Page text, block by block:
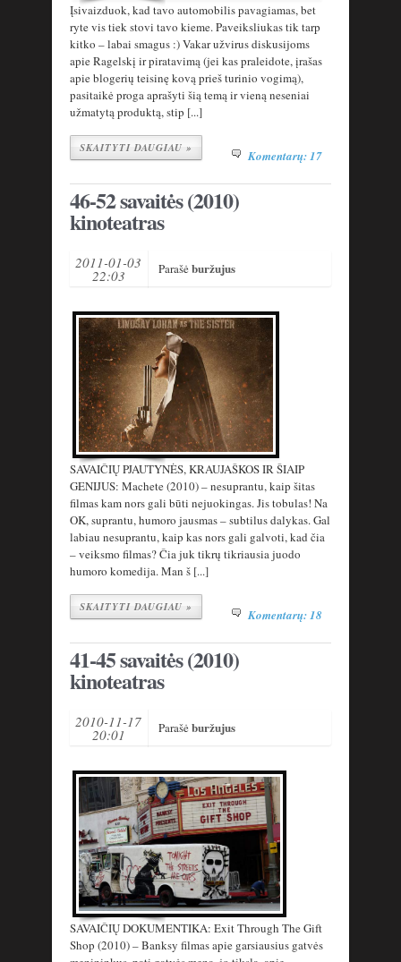
Įsivaizduok, kad tavo automobilis pavagiamas, bet
ryte vis tiek stovi tavo kieme. Paveiksliukas tik tarp
kitko – labai smagus :) Vakar užvirus diskusijoms
apie Ragelskį ir piratavimą (jei kas praleidote, įrašas
apie blogerių teisinę kovą prieš turinio vogimą),
pasitaikė proga aprašyti šią temą ir vieną neseniai
užmatytą produktą, stip [...]
SKAITYTI DAUGIAU » Komentarų: 17
46-52 savaitės (2010)
kinoteatras
2011-01-03
22:03 Parašėburžujus
SAVAIČIŲ PJAUTYNĖS, KRAUJAŠKOS IR ŠIAIP
GENIJUS: Machete (2010) – nesuprantu, kaip šitas
filmas kam nors gali būti nejuokingas. Jis tobulas! Na
OK, suprantu, humoro jausmas – subtilus dalykas. Gal
labiau nesuprantu, kaip kas nors gali galvoti, kad čia
– veiksmo filmas? Čia juk tikrų tikriausia juodo
humoro komedija. Man š [...]
SKAITYTI DAUGIAU » Komentarų: 18
41-45 savaitės (2010)
kinoteatras
2010-11-17
20:01 Parašėburžujus
SAVAIČIŲ DOKUMENTIKA: Exit Through The Gift
Shop (2010) – Banksy filmas apie garsiausius gatvės